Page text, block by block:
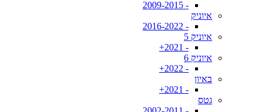
- 2009-2015
איוניק
- 2016-2022
איוניק 5
- 2021+
איוניק 6
- 2022+
באיון
- 2021+
גטס